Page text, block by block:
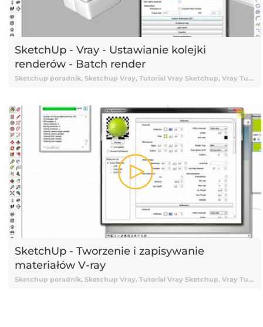
SketchUp - Vray - Ustawianie kolejki
renderów - Batch render
Sketchup poradnik, Sketchup Vray, Tutorial Vray Sketchup, Vray Tutorial, Vray, Vray Sketchup tutorial, Vray Tutorial Sketchup, Sketchup 2015, Tutorial Sketchup, Sketchup Tutorial, Tutorial Sketchup Vray, Tutorial online Sketchup, Tutorial Sketchup online, Nauka Sketchup, Sketchup Nauka, Sketchup od podstaw, Podstawy Sketchup, Sketchup podstawy, Darmowy kurs Sketchup, Sketchup tutorial Vray, Tutorial, Tutoriale, Darmowy tutorial, Tutorial Sketchup po polsku, Tutorial Sketchup pl, Sketchup tutorial polski, Sketchup tutorial po polsku, Sketchup tutorial pl, Tutorial Sketchup polski, Batch render, Batch render Sketchup, Sketchup Batch render, Render, Renderowanie, Rendery, Renderowanie Sketchup, Wizualizacje, Wizualizacje Sketchup, Sketchup wizualizacje, Kolejka renderów, Kolejkowanie renderów, Ustawienie kolejki renderów
SketchUp - Tworzenie i zapisywanie
materiałów V-ray
Sketchup poradnik, Sketchup Vray, Tutorial Vray Sketchup, Vray Tutorial, Vray, Vray Sketchup tutorial, Vray Tutorial Sketchup, Renderowanie Vray, Sketchup 2015, Tutorial Sketchup, Sketchup Tutorial, Tutorial Sketchup Vray, Tutorial online Sketchup, Tutorial Sketchup online, Nauka Sketchup, Sketchup Nauka, Sketchup od podstaw, Podstawy Sketchup, Renderowanie w Sketchup, Wizualizacje w Sketchup, Render, Renderowanie, Rendery, Sketchup podstawy, Vray 2.0, Vray, V-ray, Tutorial V-ray, Tutorial Vray online, Darmowy kurs Sketchup, Sketchup tutorial Vray, Tutorial, Tutoriale, Darmowy tutorial, Tutorial Sketchup po polsku, Tutorial Sketchup pl, Sketchup tutorial polski, Sketchup tutorial po polsku, Sketchup tutorial pl, Tutorial Sketchup polski, Materiały Vray Sketchup, Sketchup materiały, Materiały V-ray, Materiały Vray, Vray Materiały, Sketchup materiały Vray, Sketchup Vray materiały, Ustawienia materiałów Vray, Tworzenie materiałów Vray, Zapisywanie materiałów Vray, Sketchup tworzenie materiałów Vray, Jak zapisywać materiały, Zapisywanie materiałów Sketchup